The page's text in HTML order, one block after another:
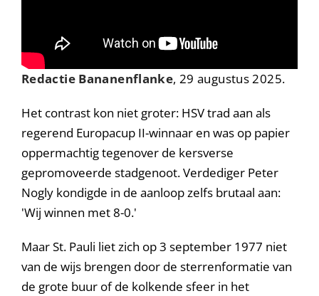
Redactie Bananenflanke, 29 augustus 2025.
Het contrast kon niet groter: HSV trad aan als
regerend Europacup II-winnaar en was op papier
oppermachtig tegenover de kersverse
gepromoveerde stadgenoot. Verdediger Peter
Nogly kondigde in de aanloop zelfs brutaal aan:
'Wij winnen met 8-0.'
Maar St. Pauli liet zich op 3 september 1977 niet
van de wijs brengen door de sterrenformatie van
de grote buur of de kolkende sfeer in het